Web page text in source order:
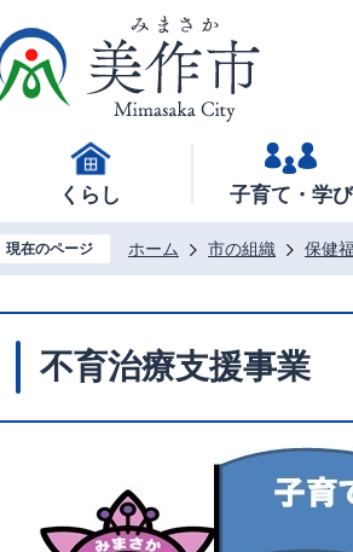
くらし 子育て・学び
現在のページ ホーム 市の組織 保健
不育治療支援事業